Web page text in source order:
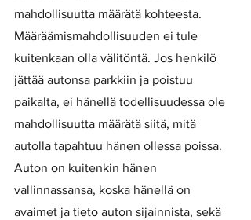
mahdollisuutta määrätä kohteesta.
Määräämismahdollisuuden ei tule
kuitenkaan olla välitöntä. Jos henkilö
jättää autonsa parkkiin ja poistuu
paikalta, ei hänellä todellisuudessa ole
mahdollisuutta määrätä siitä, mitä
autolla tapahtuu hänen ollessa poissa.
Auton on kuitenkin hänen
vallinnassansa, koska hänellä on
avaimet ja tieto auton sijainnista, sekä